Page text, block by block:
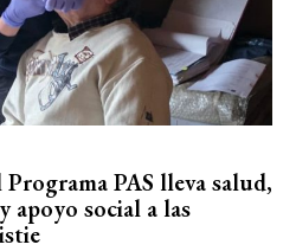
PAS lleva salud,
apoyo social a las